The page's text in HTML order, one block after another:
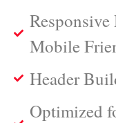
Mobile
Header
Optimized